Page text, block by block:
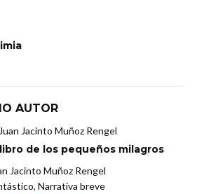
AUTOR
de los pequeños milagros
Jacinto Muñoz Rengel
Narrativa breve